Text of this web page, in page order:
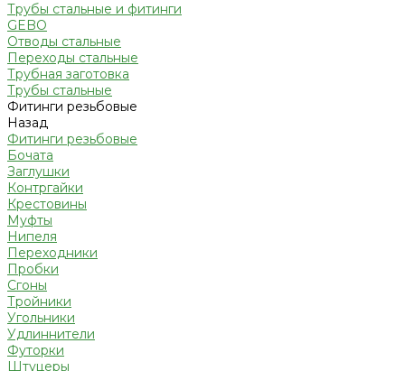
Трубы стальные и фитинги
GEBO
Отводы стальные
Переходы стальные
Трубная заготовка
Трубы стальные
Фитинги резьбовые
Назад
Фитинги резьбовые
Бочата
Заглушки
Контргайки
Крестовины
Муфты
Нипеля
Переходники
Пробки
Сгоны
Тройники
Угольники
Удлиннители
Футорки
Штуцеры